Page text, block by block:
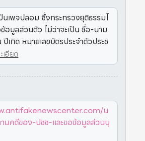
นเพจปลอม ซึ่งกระทรวงยุติธรรมไ
อมูลส่วนตัว ไม่ว่าจะเป็น ชื่อ-นาม
เกิด หมายเลขบัตรประจำตัวประช
เอียด
น
มคดีของ-ปชช-และขอข้อมูลส่วนบุ